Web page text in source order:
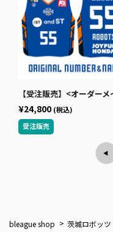
【受注販売】<オーダーメイド>2026-27シーズンオーセンティックユニフォーム（ホ
¥24,800 (税込)
bleague shop 茨城ロボッツ